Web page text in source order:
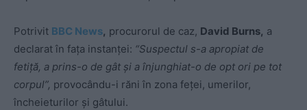
Potrivit BBC News, procurorul de caz, David Burns, a
declarat în fața instanței: “Suspectul s-a apropiat de
fetiţă, a prins-o de gât şi a înjunghiat-o de opt ori pe tot
corpul”, provocându-i răni în zona feţei, umerilor,
încheieturilor şi gâtului.